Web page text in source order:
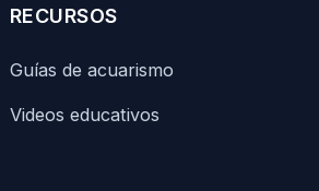
RECURSOS
Guías de acuarismo
Videos educativos